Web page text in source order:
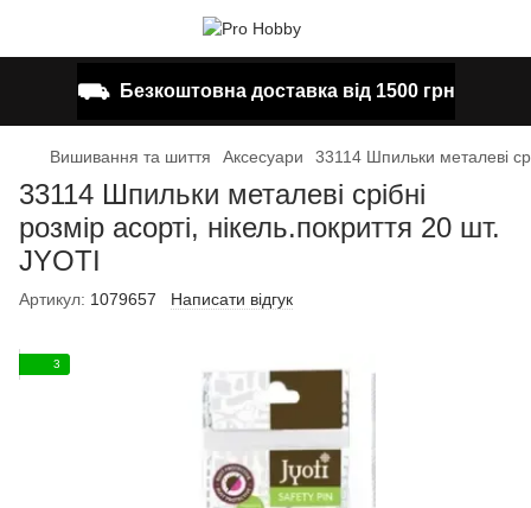
⛟ Безкоштовна доставка від 1500 грн
Вишивання та шиття Аксесуари 33114 Шпильки металеві
33114 Шпильки металеві срібні
розмір асорті, нікель.покриття 20 шт.
JYOTI
Артикул: 1079657 Написати відгук
3